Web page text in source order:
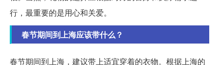
行，最重要的是用心和关爱。
春节期间到上海应该带什么？
春节期间到上海，建议带上适宜穿着的衣物。根据上海的